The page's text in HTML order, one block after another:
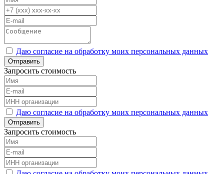
Даю согласие на обработку моих персональных данных
Отправить
Запросить стоимость
Даю согласие на обработку моих персональных данных
Отправить
Запросить стоимость